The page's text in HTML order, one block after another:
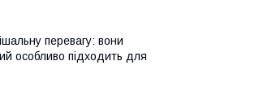
перевагу: вони
особливо підходить для